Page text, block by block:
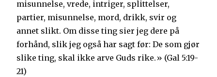
misunnelse, vrede, intriger, splittelser,
partier, misunnelse, mord, drikk, svir og
annet slikt. Om disse ting sier jeg dere på
forhånd, slik jeg også har sagt før: De som gjør
slike ting, skal ikke arve Guds rike.» (Gal 5:19-
21)